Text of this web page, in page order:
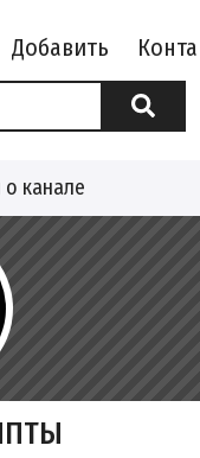
Добавить
канале